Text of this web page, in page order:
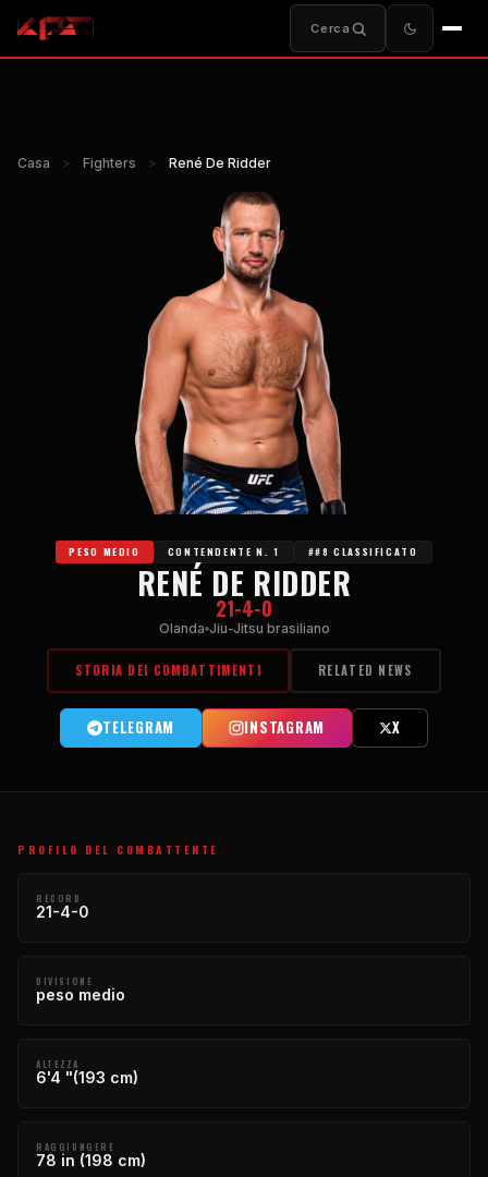
Cerca
Casa > Fighters > René De Ridder
PESO MEDIO CONTENDENTE N. 1 ##8 CLASSIFICATO
RENÉ DE RIDDER
21-4-0
Olanda Jiu-Jitsu brasiliano
STORIA DEI COMBATTIMENTI RELATED NEWS
TELEGRAM INSTAGRAM X
PROFILO DEL COMBATTENTE
RECORD
21-4-0
DIVISIONE
peso medio
ALTEZZA
6'4 "(193 cm)
RAGGIUNGERE
78 in (198 cm)